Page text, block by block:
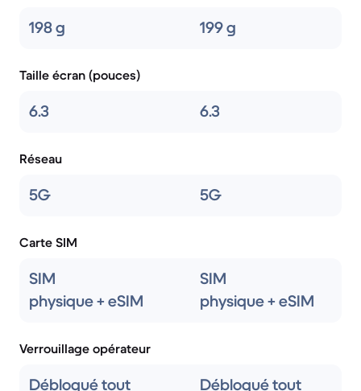
198 g 199 g
Taille écran (pouces)
6.3 6.3
Réseau
5G 5G
Carte SIM
SIM
physique + eSIM
SIM
physique + eSIM
Verrouillage opérateur
Débloqué tout Débloqué tout